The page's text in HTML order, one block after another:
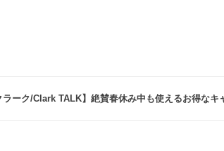
ラーク/Clark TALK】絶賛春休み中も使えるお得な